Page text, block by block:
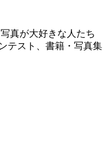
真が大好きな人たち
テスト、書籍・写真集